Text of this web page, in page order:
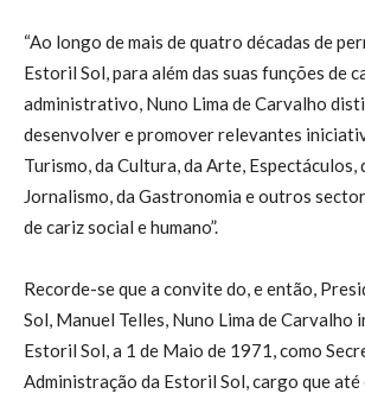
“Ao longo de mais de quatro décadas de
Estoril Sol, para além das suas funções de
administrativo, Nuno Lima de Carvalho
desenvolver e promover relevantes
Turismo, da Cultura, da Arte,
Jornalismo, da Gastronomia e outros
de cariz social e humano”.
Recorde-se que a convite do, e então,
Sol, Manuel Telles, Nuno Lima de Carvalho
Estoril Sol, a 1 de Maio de 1971, como
Administração da Estoril Sol, cargo que